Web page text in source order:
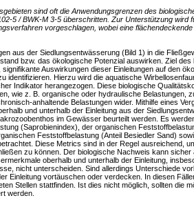
sind oft die Anwendungsgrenzen des
5 / BWK-M 3-5 überschritten. Zur Unterstützung wird
vorgeschlagen, wobei eine flächendeckende
aus der Siedlungsentwässerung (Bild 1) in die
bzw. das ökologische Potenzial auswirken. Ziel des
Auswirkungen dieser Einleitungen auf den
identifizieren. Hierzu wird die aquatische
Indikator herangezogen. Diese biologische
wie z. B. organische oder hydraulische Belastungen,
anhaltende Belastungen wider. Mithilfe eines
und unterhalb der Einleitung aus der
im Gewässer beurteilt werden. Es
(Saprobienindex), der organischen
Feststoffbelastung (Anteil Besiedler Sand)
Diese Metrics sind in der Regel ausreichend,
zu können. Der biologische Nachweis kann sicher
oberhalb und unterhalb der Einleitung,
nicht unterscheiden. Sind allerdings Unterschiede
Einleitung vortäuschen oder verdecken. In diesen
Stellen stattfinden. Ist dies nicht möglich, sollten die
werden.